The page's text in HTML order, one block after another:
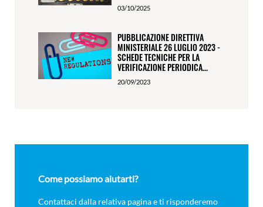
03/10/2025
PUBBLICAZIONE DIRETTIVA
MINISTERIALE 26 LUGLIO 2023 -
SCHEDE TECNICHE PER LA
VERIFICAZIONE PERIODICA...
20/09/2023
Come possiamo aiutarti?
Contattaci dalla relativa pagina e ti risponderemo